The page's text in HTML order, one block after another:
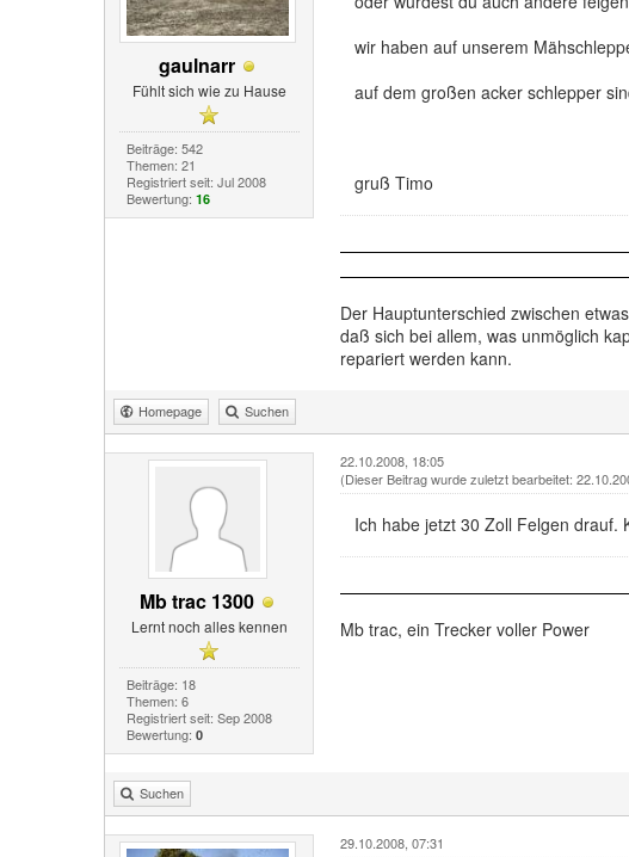
gaulnarr
Fühlt sich wie zu Hause
Beiträge: 542
Themen: 21
Registriert seit: Jul 2008
Bewertung: 16
wir haben auf unserem
auf dem großen acker schlepper
gruß Timo
Der Hauptunterschied zwischen
daß sich bei allem, was unmöglich
repariert werden kann.
Homepage Suchen
Mb trac 1300
Lernt noch alles kennen
Beiträge: 18
Themen: 6
Registriert seit: Sep 2008
Bewertung: 0
22.10.2008, 18:05
(Dieser Beitrag wurde zuletzt bearbeitet:
Ich habe jetzt 30 Zoll Felgen drauf.
Mb trac, ein Trecker voller Power
Suchen
29.10.2008, 07:31